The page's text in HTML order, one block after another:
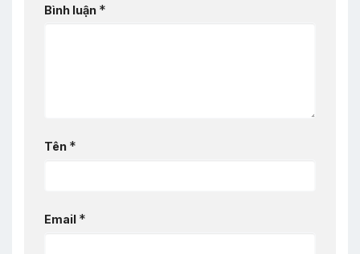
Bình luận *
Tên *
Email *